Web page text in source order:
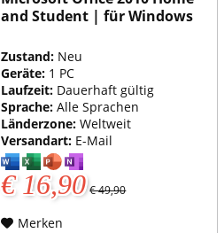
and Student | für Windows
Zustand: Neu
Geräte: 1 PC
Laufzeit: Dauerhaft gültig
Sprache:Alle Sprachen
Länderzone:Weltweit
Versandart: E-Mail
€ 16,90 € 49,90
Merken